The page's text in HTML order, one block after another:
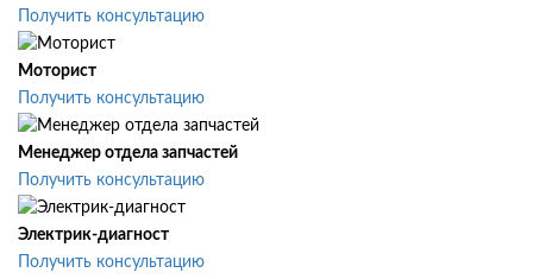
Получить консультацию
Моторист
Получить консультацию
Менеджер отдела запчастей
Получить консультацию
Электрик-диагност
Получить консультацию